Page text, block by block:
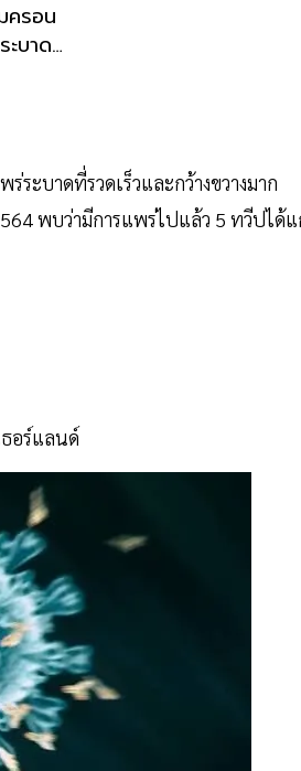
ครอน
ะบาด
ระบาดที่รวดเร็วและกว้างขวางมาก
พบว่ามีการแพร่ไปแล้ว 5 ทวีปได้
อร์แลนด์